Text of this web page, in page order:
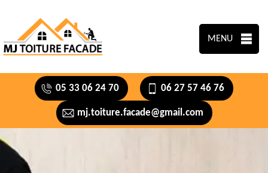
MENU
05 33 06 24 70 06 27 57 46 76
mj.toiture.facade@gmail.com